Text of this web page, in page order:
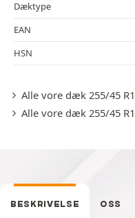
Dæktype
EAN
HSN
Alle vore dæk 255/45
Alle vore dæk 255/45
BESKRIVELSE OSS